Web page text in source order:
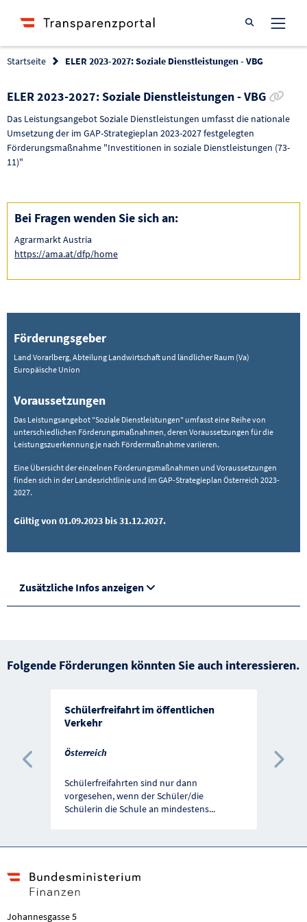
Suche öffnen
Startseite ELER 2023-2027: Soziale Dienstleistungen - VBG
ELER 2023-2027: Soziale Dienstleistungen - VBG
Das Leistungsangebot Soziale Dienstleistungen umfasst die nationale
Umsetzung der im GAP-Strategieplan 2023-2027 festgelegten
Förderungsmaßnahme "Investitionen in soziale Dienstleistungen (73-
11)"
Bei Fragen wenden Sie sich an:
Agrarmarkt Austria
https://ama.at/dfp/home
Förderungsgeber
Land Vorarlberg, Abteilung Landwirtschaft und ländlicher Raum (Va)
Europäische Union
Voraussetzungen
Das Leistungsangebot "Soziale Dienstleistungen" umfasst eine Reihe von
unterschiedlichen Förderungsmaßnahmen, deren Voraussetzungen für die
Leistungszuerkennung je nach Fördermaßnahme variieren.
Eine Übersicht der einzelnen Förderungsmaßnahmen und Voraussetzungen
finden sich in der Landesrichtlinie und im GAP-Strategieplan Österreich 2023-
2027.
Gültig von 01.09.2023 bis 31.12.2027.
Zusätzliche Infos anzeigen
Folgende Förderungen könnten Sie auch interessieren.
Schülerfreifahrt im öffentlichen
Verkehr
Österreich
Schülerfreifahrten sind nur dann
vorgesehen, wenn der Schüler/die
Schülerin die Schule an mindestens...
Vorherige Förderung
Johannesgasse 5